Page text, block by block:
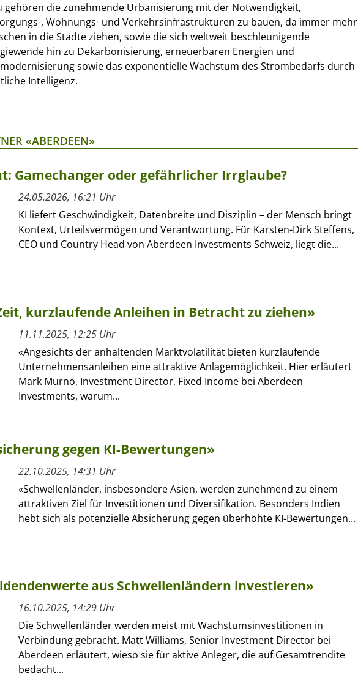
gehören die zunehmende Urbanisierung mit der Notwendigkeit,
, Wohnungs- und Verkehrsinfrastrukturen zu bauen, da immer mehr
in die Städte ziehen, sowie die sich weltweit beschleunigende
hin zu Dekarbonisierung, erneuerbaren Energien und
sowie das exponentielle Wachstum des Strombedarfs durch
Intelligenz.
«ABERDEEN»
Gamechanger oder gefährlicher Irrglaube?
24.05.2026, 16:21 Uhr
KI liefert Geschwindigkeit, Datenbreite und Disziplin – der Mensch bringt
Kontext, Urteilsvermögen und Verantwortung. Für Karsten-Dirk Steffens,
CEO und Country Head von Aberdeen Investments Schweiz, liegt die...
kurzlaufende Anleihen in Betracht zu ziehen»
11.11.2025, 12:25 Uhr
«Angesichts der anhaltenden Marktvolatilität bieten kurzlaufende
Unternehmensanleihen eine attraktive Anlagemöglichkeit. Hier erläutert
Mark Murno, Investment Director, Fixed Income bei Aberdeen
Investments, warum...
gegen KI-Bewertungen»
22.10.2025, 14:31 Uhr
«Schwellenländer, insbesondere Asien, werden zunehmend zu einem
attraktiven Ziel für Investitionen und Diversifikation. Besonders Indien
hebt sich als potenzielle Absicherung gegen überhöhte KI-Bewertungen...
aus Schwellenländern investieren»
16.10.2025, 14:29 Uhr
Die Schwellenländer werden meist mit Wachstumsinvestitionen in
Verbindung gebracht. Matt Williams, Senior Investment Director bei
Aberdeen erläutert, wieso sie für aktive Anleger, die auf Gesamtrendite
bedacht...